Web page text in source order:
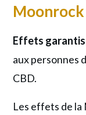
Effets garantis
aux personnes
CBD.
Les effets de